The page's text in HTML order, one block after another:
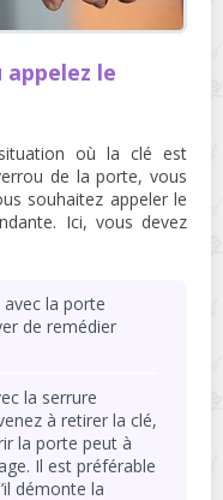
le
où la clé est
de la porte, vous
souhaitez appeler le
Ici, vous devez
avec la porte
de remédier
la serrure
à retirer la clé,
la porte peut à
Il est préférable
démonte la